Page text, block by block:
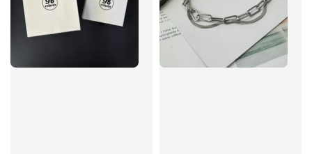
NT$ 98
-